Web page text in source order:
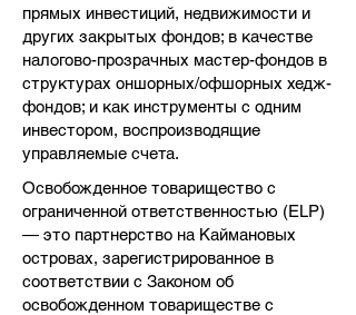
прямых инвестиций, недвижимости и
других закрытых фондов; в качестве
налогово-прозрачных мастер-фондов в
структурах оншорных/офшорных хедж-
фондов; и как инструменты с одним
инвестором, воспроизводящие
управляемые счета.
Освобожденное товарищество с
ограниченной ответственностью (ELP)
— это партнерство на Каймановых
островах, зарегистрированное в
соответствии с Законом об
освобожденном товариществе с